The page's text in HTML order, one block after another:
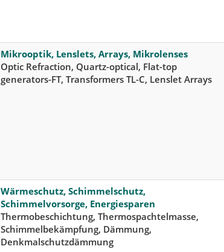
Mikrooptik, Lenslets, Arrays, Mikrolenses
Optic Refraction, Quartz-optical, Flat-top
generators-FT, Transformers TL-C, Lenslet Arrays
Wärmeschutz, Schimmelschutz,
Schimmelvorsorge, Energiesparen
Thermobeschichtung, Thermospachtelmasse,
Schimmelbekämpfung, Dämmung,
Denkmalschutzdämmung